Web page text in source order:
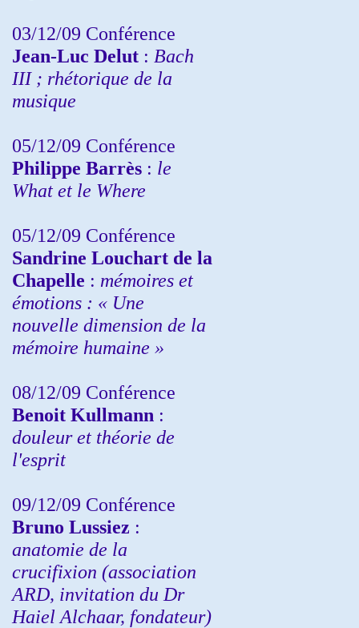
03/12/09 Conférence
Jean-Luc Delut : Bach
III ; rhétorique de la
musique
05/12/09 Conférence
Philippe Barrès : le
What et le Where
05/12/09 Conférence
Sandrine Louchart de la
Chapelle : mémoires et
émotions : « Une
nouvelle dimension de la
mémoire humaine »
08/12/09 Conférence
Benoit Kullmann :
douleur et théorie de
l'esprit
09/12/09 Conférence
Bruno Lussiez :
anatomie de la
crucifixion (association
ARD, invitation du Dr
Haiel Alchaar, fondateur)